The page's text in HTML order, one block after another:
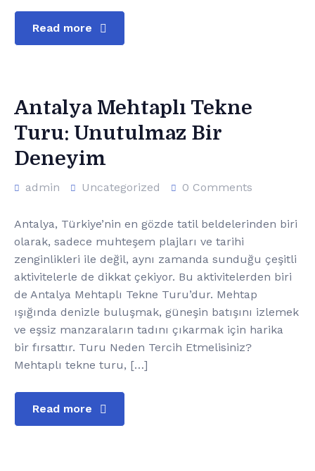
Read more
Antalya Mehtaplı Tekne
Turu: Unutulmaz Bir
Deneyim
admin Uncategorized 0 Comments
Antalya, Türkiye’nin en gözde tatil beldelerinden biri
olarak, sadece muhteşem plajları ve tarihi
zenginlikleri ile değil, aynı zamanda sunduğu çeşitli
aktivitelerle de dikkat çekiyor. Bu aktivitelerden biri
de Antalya Mehtaplı Tekne Turu’dur. Mehtap
ışığında denizle buluşmak, güneşin batışını izlemek
ve eşsiz manzaraların tadını çıkarmak için harika
bir fırsattır. Turu Neden Tercih Etmelisiniz?
Mehtaplı tekne turu, […]
Read more